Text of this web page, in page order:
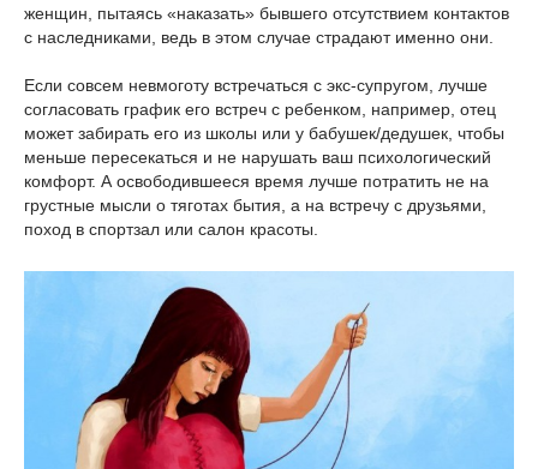
женщин, пытаясь «наказать» бывшего отсутствием контактов
с наследниками, ведь в этом случае страдают именно они.
Если совсем невмоготу встречаться с экс-супругом, лучше
согласовать график его встреч с ребенком, например, отец
может забирать его из школы или у бабушек/дедушек, чтобы
меньше пересекаться и не нарушать ваш психологический
комфорт. А освободившееся время лучше потратить не на
грустные мысли о тяготах бытия, а на встречу с друзьями,
поход в спортзал или салон красоты.